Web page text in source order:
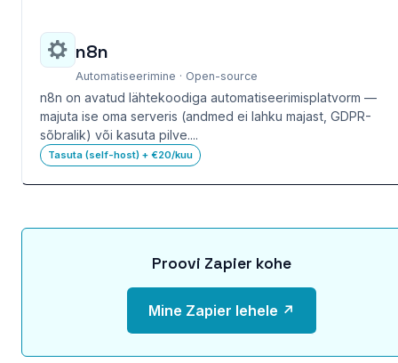
n8n
Automatiseerimine · Open-source
n8n on avatud lähtekoodiga automatiseerimisplatvorm —
majuta ise oma serveris (andmed ei lahku majast, GDPR-
sõbralik) või kasuta pilve....
Tasuta (self-host) + €20/kuu
Proovi Zapier kohe
Mine Zapier lehele ↗